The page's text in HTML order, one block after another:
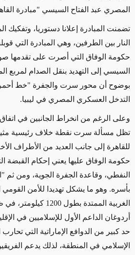
المصري عبد الفتاح السيسي "مبادرة
تضمنت المبادرة إعلانا دستوريا، وتفكيك
النار بين الطرفين، وهي المبادرة التي
حكومة الوفاق التي أصرت على تقدمها
السيسي إلى التهديد بنقل الصدام لمربع
بوضوح أن محور سرت والجفرة "خط
التدخل العسكري المصري في ليبيا.
وعلى الرغم من انخراط الجانبين في
تظل مسألة سرت نقطة خلاف رئيسية
للقاهرة إلى جانب العديد من الأطراف
حكومة الوفاق عليها يعني إحكام القبضة
النفطي، وقاعدة الجفرة الجوية، ومن ثم
بأسره. وهو ما يشكل تهديدا للأمن
الغربية الممتدة
أردوغان الداعم الأول للإسلاميين في
حد كبير من الدوافع الإماراتية التي
الإسلامي في المنطقة، لذلك يدعم